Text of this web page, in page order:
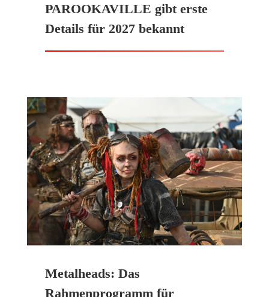
PAROOKAVILLE gibt erste
Details für 2027 bekannt
Metalheads: Das
Rahmenprogramm für